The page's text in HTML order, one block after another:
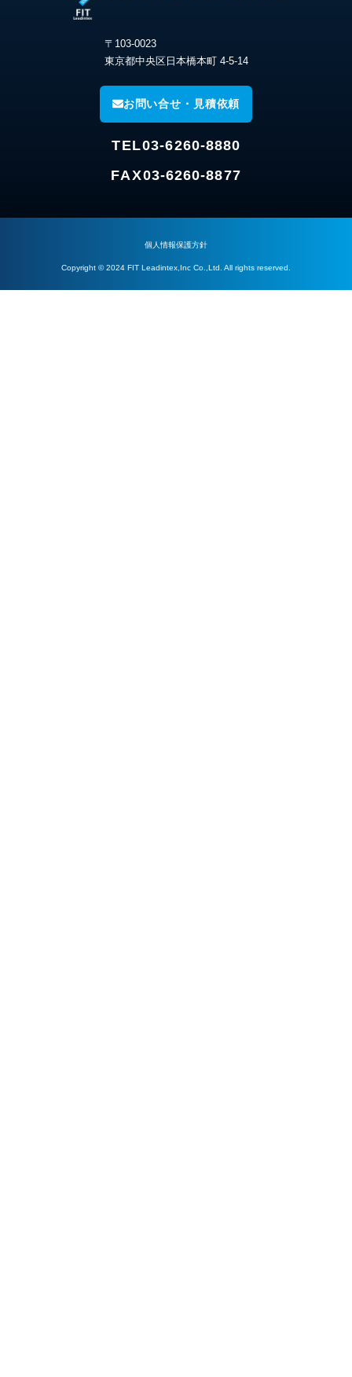
〒103-0023
東京都中央区日本橋本町 4-5-14
お問い合せ・見積依頼
TEL03-6260-8880
FAX03-6260-8877
個人情報保護方針
Copyright © 2024 FIT Leadintex,Inc Co.,Ltd. All rights reserved.